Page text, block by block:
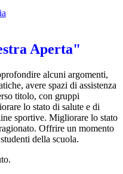
Aperta"
alcuni argomenti,
avere spazi di assistenza
titolo, con gruppi
lo stato di salute e di
sportive. Migliorare lo stato
Offrire un momento
della scuola.